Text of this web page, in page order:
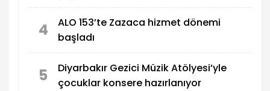
4
ALO 153’te Zazaca hizmet dönemi
başladı
5
Diyarbakır Gezici Müzik Atölyesi’yle
çocuklar konsere hazırlanıyor